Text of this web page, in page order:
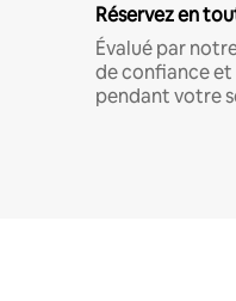
Réservez en
Évalué par
de confiance
pendant votre